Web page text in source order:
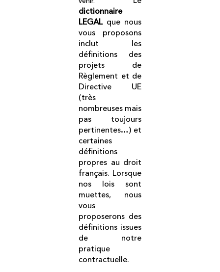
dictionnaire
LEGAL que nous
vous proposons
inclut les
définitions des
projets de
Règlement et de
Directive UE
(très
nombreuses mais
pas toujours
pertinentes…) et
certaines
définitions
propres au droit
français. Lorsque
nos lois sont
muettes, nous
vous
proposerons des
définitions issues
de notre
pratique
contractuelle.